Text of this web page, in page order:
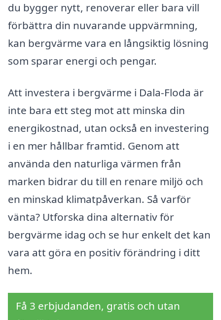
du bygger nytt, renoverar eller bara vill
förbättra din nuvarande uppvärmning,
kan bergvärme vara en långsiktig lösning
som sparar energi och pengar.
Att investera i bergvärme i Dala-Floda är
inte bara ett steg mot att minska din
energikostnad, utan också en investering
i en mer hållbar framtid. Genom att
använda den naturliga värmen från
marken bidrar du till en renare miljö och
en minskad klimatpåverkan. Så varför
vänta? Utforska dina alternativ för
bergvärme idag och se hur enkelt det kan
vara att göra en positiv förändring i ditt
hem.
Få 3 erbjudanden, gratis och utan